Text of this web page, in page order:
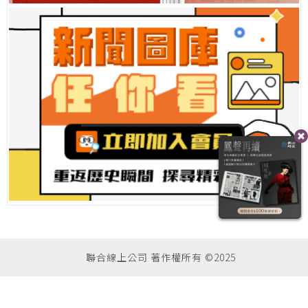
聯合線上公司 著作權所有 ©2025